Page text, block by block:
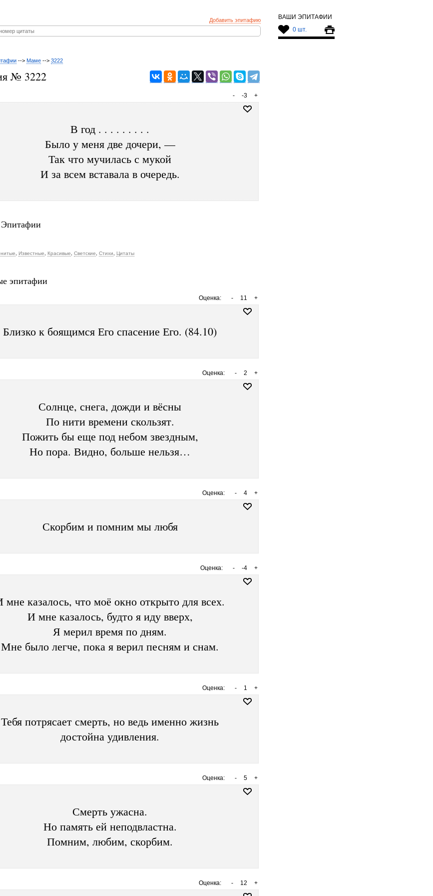
ВАШИ ЭПИТАФИИ
0 шт.
Добавить эпитафию
--> Маме --> 3222
№ 3222
+
-3
-
В год . . . . . . . . .
Было у меня две дочери, —
Так что мучилась с мукой
И за всем вставала в очередь.
Известные Красивые Светские Стихи Цитаты
эпитафии
Оценка: +
11
-
Близко к боящимся Его спасение Его. (84.10)
Оценка: +
2
-
Солнце, снега, дожди и вёсны
По нити времени скользят.
Пожить бы еще под небом звездным,
Но пора. Видно, больше нельзя…
Оценка: +
4
-
Скорбим и помним мы любя
Оценка: +
-4
-
мне казалось, что моё окно открыто для всех.
И мне казалось, будто я иду вверх,
Я мерил время по дням.
Мне было легче, пока я верил песням и снам.
Оценка: +
1
-
Тебя потрясает смерть, но ведь именно жизнь
достойна удивления.
Оценка: +
5
-
Смерть ужасна.
Но память ей неподвластна.
Помним, любим, скорбим.
Оценка: +
12
-